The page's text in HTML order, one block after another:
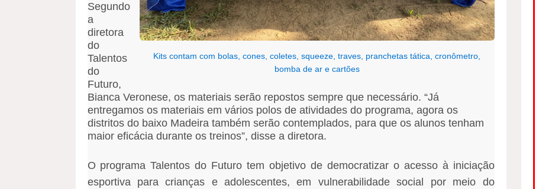
Kits contam com bolas, cones, coletes, squeeze, traves, pranchetas tática, cronômetro,
bomba de ar e cartões
Segundo
a
diretora
do
Talentos
do
Futuro,
Bianca Veronese, os materiais serão repostos sempre que necessário. “Já
entregamos os materiais em vários polos de atividades do programa, agora os
distritos do baixo Madeira também serão contemplados, para que os alunos tenham
maior eficácia durante os treinos”, disse a diretora.
O programa Talentos do Futuro tem objetivo de democratizar o acesso à iniciação
esportiva para crianças e adolescentes, em vulnerabilidade social por meio do